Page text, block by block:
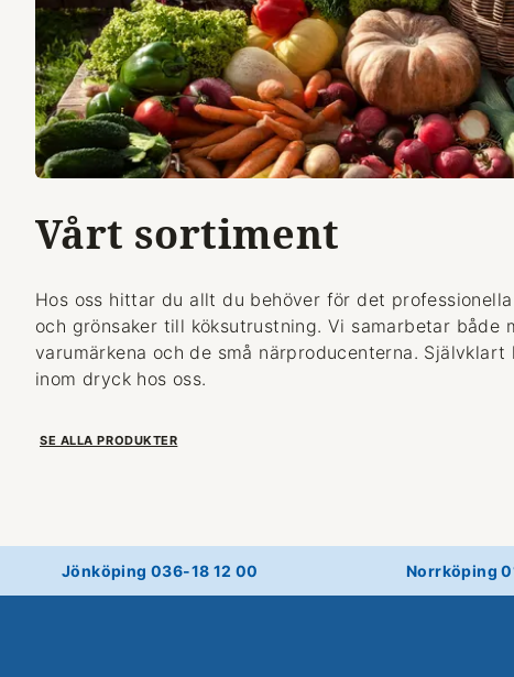
Vårt sortiment
Hos oss hittar du allt du behöver för det
och grönsaker till köksutrustning. Vi samarbetar både
varumärkena och de små närproducenterna.
inom dryck hos oss.
SE ALLA PRODUKTER
Jönköping 036-18 12 00 Norrköping